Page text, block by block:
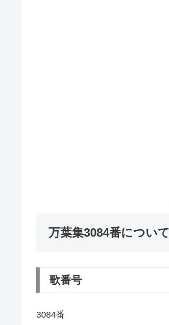
万葉集3084番について
歌番号
3084番